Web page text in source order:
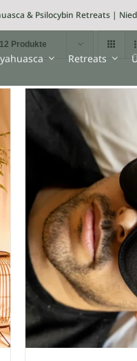
& Psilocybin Retreats |
Retreats
12 Produkte